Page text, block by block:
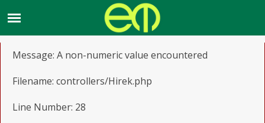
A PHP Error was encountered
Message: A non-numeric value encountered
Filename: controllers/Hirek.php
Line Number: 28